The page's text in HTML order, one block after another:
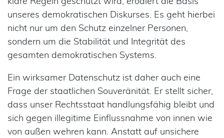
unseres demokratischen Diskurses. Es geht hierbei
nicht nur um den Schutz einzelner Personen,
sondern um die Stabilität und Integrität des
gesamten demokratischen Systems.
Ein wirksamer Datenschutz ist daher auch eine
Frage der staatlichen Souveränität. Er stellt sicher,
dass unser Rechtsstaat handlungsfähig bleibt und
sich gegen illegitime Einflussnahme von innen wie
von außen wehren kann. Anstatt auf unsichere